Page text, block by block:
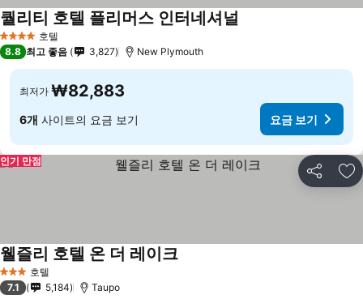
4 성급 호텔
퀄리티 호텔 플리머스 인터네셔널
8.8 최고 좋음 3,827 New Plymouth
최저가 ₩82,883
6개 사이트의 요금 보기 요금 보기
공유 즐
인기 만점
3 성급 호텔
웰즐리 호텔 온 더 레이크
7.1 5,184 Taupo